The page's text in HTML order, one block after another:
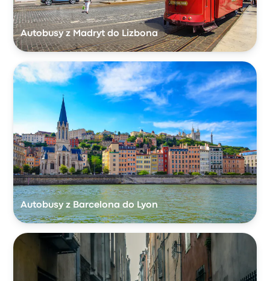
Autobusy z Madryt do Lizbona
Autobusy z Barcelona do Lyon